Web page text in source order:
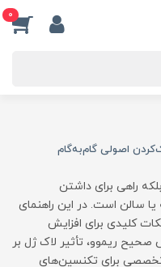
0
اصولی گام‌به‌گام
راهی برای داشتن
یا سالن است. در این راهنمای
کلیدی برای افزایش
صحیح ریموو، تأثیر لاک ژل بر
برای تکنسین‌های